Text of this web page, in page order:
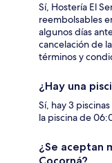
Sí, Hostería El
reembolsables
algunos días
cancelación de
términos y
¿Hay una
Sí, hay 3
la piscina de
¿Se aceptan